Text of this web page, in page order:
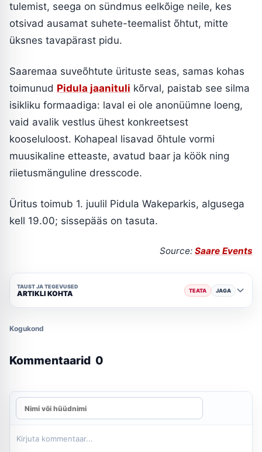
tulemist, seega on sündmus eelkõige neile, kes
otsivad ausamat suhete-teemalist õhtut, mitte
üksnes tavapärast pidu.
Saaremaa suveõhtute ürituste seas, samas kohas
toimunud Pidula jaanituli kõrval, paistab see silma
isikliku formaadiga: laval ei ole anonüümne loeng,
vaid avalik vestlus ühest konkreetsest
kooseluloost. Kohapeal lisavad õhtule vormi
muusikaline etteaste, avatud baar ja köök ning
riietusmänguline dresscode.
Üritus toimub 1. juulil Pidula Wakeparkis, algusega
kell 19.00; sissepääs on tasuta.
Source: Saare Events
TAUST JA TEGEVUSED
ARTIKLI KOHTA TEATA JAGA
Kogukond
Kommentaarid 0